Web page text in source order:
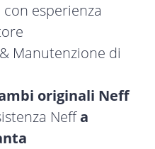
con esperienza
Manutenzione di
originali Neff
Neffa